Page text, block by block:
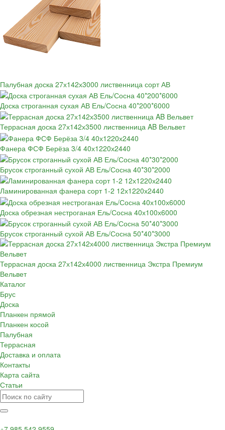
Палубная доска 27х142х3000 лиственница сорт АВ
Доска строганная сухая АВ Ель/Сосна 40*200*6000
Террасная доска 27х142х3500 лиственница AB Вельвет
Фанера ФСФ Берёза 3/4 40х1220х2440
Брусок строганный сухой АВ Ель/Сосна 40*30*2000
Ламинированная фанера сорт 1-2 12х1220х2440
Доска обрезная нестроганая Ель/Сосна 40х100х6000
Брусок строганный сухой АВ Ель/Сосна 50*40*3000
Террасная доска 27х142х4000 лиственница Экстра Премиум
Вельвет
Каталог
Брус
Доска
Планкен прямой
Планкен косой
Палубная
Террасная
Доставка и оплата
Контакты
Карта сайта
Статьи